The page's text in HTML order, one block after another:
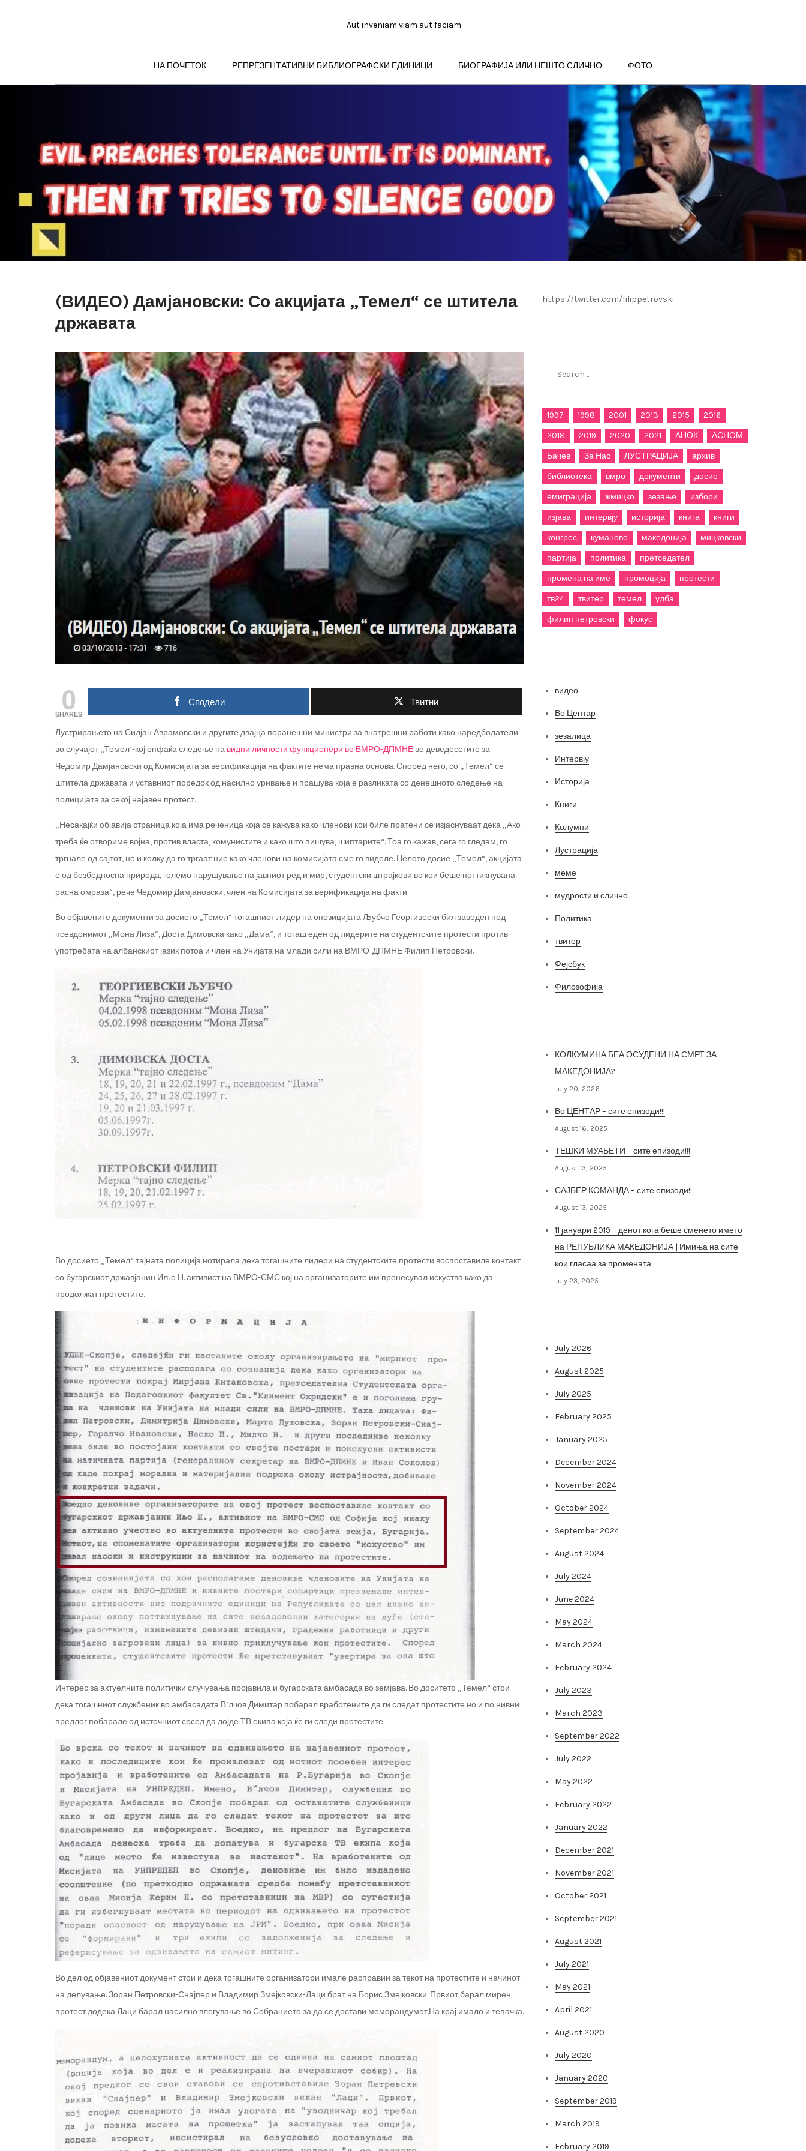
Aut inveniam viam aut faciam
НА ПОЧЕТОК РЕПРЕЗЕНТАТИВНИ БИБЛИОГРАФСКИ ЕДИНИЦИ БИОГРАФИЈА ИЛИ НЕШТО СЛИЧНО ФОТО
(ВИДЕО) Дамјановски: Со акцијата „Темел“ се штитела
државата
0
SHARES
Сподели Твитни
Лустрирањето на Силјан Аврамовски и другите двајца поранешни министри за внатрешни работи како наредбодатели
во случајот „Темел’-кој опфаќа следење на видни личности функционери во ВМРО-ДПМНЕ во деведесетите за
Чедомир Дамјановски од Комисијата за верификација на фактите нема правна основа. Според него, со „Темел“ се
штитела државата и уставниот поредок од насилно уривање и прашува која е разликата со денешното следење на
полицијата за секој најавен протест.
„Несакајќи објавија страница која има реченица која се кажува како членови кои биле пратени се изјаснуваат дека „Ако
треба ќе отвориме војна, против власта, комунистите и како што пишува, шиптарите“. Тоа го кажав, сега го гледам, го
тргнале од сајтот, но и колку да го тргаат ние како членови на комисијата сме го виделе. Целото досие „Темел“, акцијата
е од безбедносна природа, големо нарушување на јавниот ред и мир, студентски штрајкови во кои беше поттикнувана
расна омраза“, рече Чедомир Дамјановски, член на Комисијата за верификација на факти.
Во објавените документи за досието „Темел“ тогашниот лидер на опозицијата Љубчо Георгивески бил заведен под
псевдонимот „Мона Лиза“, Доста Димовска како „Дама“, и тогаш еден од лидерите на студентските протести против
употребата на албанскиот јазик потоа и член на Унијата на млади сили на ВМРО-ДПМНЕ Филип Петровски.
Во досието „Темел“ тајната полиција нотирала дека тогашните лидери на студентските протести воспоставиле контакт
со бугарскиот државјанин Иљо Н. активист на ВМРО-СМС кој на организаторите им пренесувал искуства како да
продолжат протестите.
Интерес за актуелните политички случувања пројавила и бугарската амбасада во земјава. Во доситето „Темел“ стои
дека тогашниот службеник во амбасадата В’лчов Димитар побарал вработените да ги следат протестите но и по нивни
предлог побарале од источниот сосед да дојде ТВ екипа која ќе ги следи протестите.
Во дел од објавениот документ стои и дека тогашните организатори имале расправии за текот на протестите и начинот
на делување. Зоран Петровски-Снајпер и Владимир Змејковски-Лаци брат на Борис Змејковски. Првиот барал мирен
протест додека Лаци барал насилно влегување во Собранието за да се достави меморандумот.На крај имало и тепачка.
https://twitter.com/filippetrovski
1997 1998 2001 2013 2015
2016
2018
2019 2020 2021 АНОК
АСНОМ
Бачев
За Нас ЛУСТРАЦИЈА
архив
библиотека
вмро документи
досие
емиграција
жмицко зезање
избори
изјава
интервју историја книга
книги
конгрес
куманово македонија
мицковски
партија
политика
претседател
промена на име
промоција
протести
тв24
твитер темел
удба
филип петровски
фокус
видео
Во Центар
зезалица
Интервју
Историја
Книги
Колумни
Лустрација
меме
мудрости и слично
Политика
твитер
Фејсбук
Филозофија
КОЛКУМИНА БЕА ОСУДЕНИ НА СМРТ ЗА
МАКЕДОНИЈА?
July 20, 2026
Во ЦЕНТАР – сите епизоди!!!
August 16, 2025
ТЕШКИ МУАБЕТИ – сите епизоди!!!
August 13, 2025
САЈБЕР КОМАНДА – сите епизоди!!
August 13, 2025
11 јануари 2019 – денот кога беше сменето името
на РЕПУБЛИКА МАКЕДОНИЈА | Имиња на сите
кои гласаа за промената
July 23, 2025
July 2026
August 2025
July 2025
February 2025
January 2025
December 2024
November 2024
October 2024
September 2024
August 2024
July 2024
June 2024
May 2024
March 2024
February 2024
July 2023
March 2023
September 2022
July 2022
May 2022
February 2022
January 2022
December 2021
November 2021
October 2021
September 2021
August 2021
July 2021
May 2021
April 2021
August 2020
July 2020
January 2020
September 2019
March 2019
February 2019